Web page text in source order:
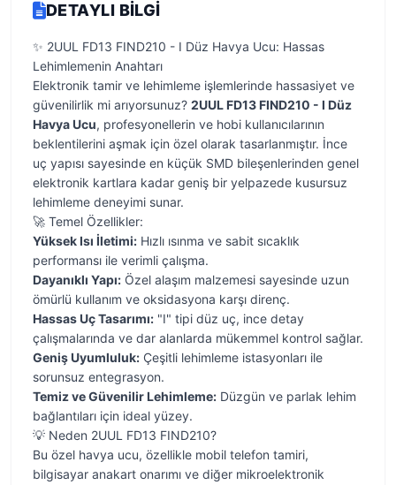
DETAYLI BILGI
✨ 2UUL FD13 FIND210 - I Düz Havya Ucu: Hassas
Lehimlemenin Anahtarı
Elektronik tamir ve lehimleme işlemlerinde hassasiyet ve
güvenilirlik mi arıyorsunuz? 2UUL FD13 FIND210 - I Düz
Havya Ucu, profesyonellerin ve hobi kullanıcılarının
beklentilerini aşmak için özel olarak tasarlanmıştır. İnce
uç yapısı sayesinde en küçük SMD bileşenlerinden genel
elektronik kartlara kadar geniş bir yelpazede kusursuz
lehimleme deneyimi sunar.
🚀 Temel Özellikler:
Yüksek Isı İletimi: Hızlı ısınma ve sabit sıcaklık
performansı ile verimli çalışma.
Dayanıklı Yapı: Özel alaşım malzemesi sayesinde uzun
ömürlü kullanım ve oksidasyona karşı direnç.
Hassas Uç Tasarımı: "I" tipi düz uç, ince detay
çalışmalarında ve dar alanlarda mükemmel kontrol sağlar.
Geniş Uyumluluk: Çeşitli lehimleme istasyonları ile
sorunsuz entegrasyon.
Temiz ve Güvenilir Lehimleme: Düzgün ve parlak lehim
bağlantıları için ideal yüzey.
💡 Neden 2UUL FD13 FIND210?
Bu özel havya ucu, özellikle mobil telefon tamiri,
bilgisayar anakart onarımı ve diğer mikroelektronik